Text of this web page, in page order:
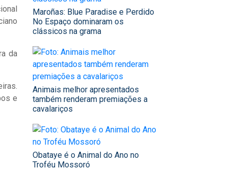
da
e
Maroñas: Blue Paradise e Perdido
No Espaço dominaram os
clássicos na grama
Animais melhor apresentados
também renderam premiações a
cavalariços
Obataye é o Animal do Ano no
Troféu Mossoró